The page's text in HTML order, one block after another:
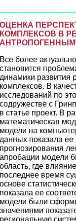
ОЦЕНКА
КОМПЛЕКСОВ В
Все более
становится
динамики развития
комплексов. В
исследований по
содружестве с
в статье проект. В
математическая
модели на
данных показала
прогнозирования
апробации модели
область, где
последнее время
основе
показала ее
модели были
значениями